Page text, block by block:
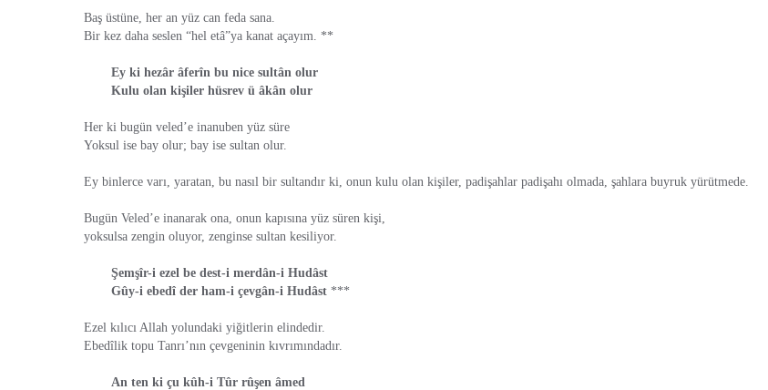
Baş üstüne, her an yüz can feda sana.
Bir kez daha seslen “hel etâ”ya kanat açayım. **
Ey ki hezâr âferîn bu nice sultân olur
Kulu olan kişiler hüsrev ü âkân olur
Her ki bugün veled’e inanuben yüz süre
Yoksul ise bay olur; bay ise sultan olur.
Ey binlerce varı, yaratan, bu nasıl bir sultandır ki, onun kulu olan kişiler, padişahlar padişahı olmada, şahlara buyruk yürütmede.
Bugün Veled’e inanarak ona, onun kapısına yüz süren kişi,
yoksulsa zengin oluyor, zenginse sultan kesiliyor.
Şemşîr-i ezel be dest-i merdân-i Hudâst
Gûy-i ebedî der ham-i çevgân-i Hudâst ***
Ezel kılıcı Allah yolundaki yiğitlerin elindedir.
Ebedîlik topu Tanrı’nın çevgeninin kıvrımındadır.
An ten ki çu kûh-i Tûr rûşen âmed